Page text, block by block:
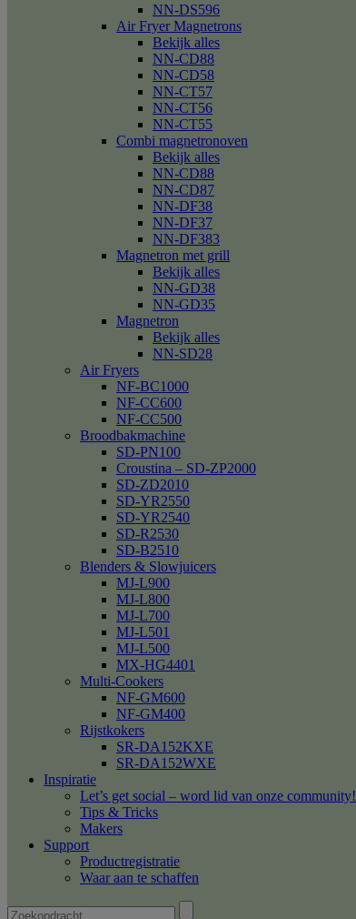
NN-DS596
Air Fryer Magnetrons
Bekijk alles
NN-CD88
NN-CD58
NN-CT57
NN-CT56
NN-CT55
Combi magnetronoven
Bekijk alles
NN-CD88
NN-CD87
NN-DF38
NN-DF37
NN-DF383
Magnetron met grill
Bekijk alles
NN-GD38
NN-GD35
Magnetron
Bekijk alles
NN-SD28
Air Fryers
NF-BC1000
NF-CC600
NF-CC500
Broodbakmachine
SD-PN100
Croustina – SD-ZP2000
SD-ZD2010
SD-YR2550
SD-YR2540
SD-R2530
SD-B2510
Blenders & Slowjuicers
MJ-L900
MJ-L800
MJ-L700
MJ-L501
MJ-L500
MX-HG4401
Multi-Cookers
NF-GM600
NF-GM400
Rijstkokers
SR-DA152KXE
SR-DA152WXE
Inspiratie
Let’s get social – word lid van onze community!
Tips & Tricks
Makers
Support
Productregistratie
Waar aan te schaffen